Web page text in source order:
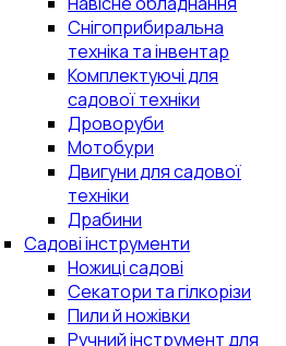
Снігоприбиральна
техніка та інвентар
Комплектуючі для
садової техніки
Дроворуби
Мотобури
Двигуни для садової
техніки
Драбини
Садові інструменти
Ножиці садові
Секатори та гілкорізи
Пили й ножівки
Ручний інструмент для